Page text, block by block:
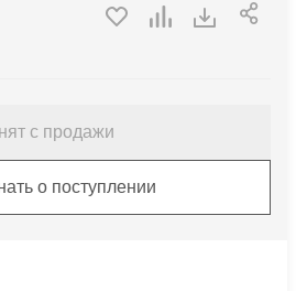
с продажи
о поступлении